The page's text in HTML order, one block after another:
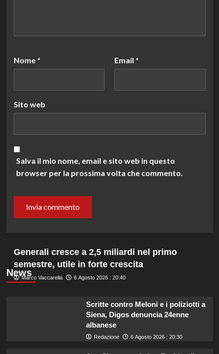
Nome * Email *
Sito web
Salva il mio nome, email e sito web in questo
browser per la prossima volta che commento.
News
Generali cresce a 2,5 miliardi nel primo
semestre, utile in forte crescita
Marco Vaccarella 6 Agosto 2026 : 20:40
Scritte contro Meloni e i poliziotti a
Siena, Digos denuncia 24enne
albanese
Redazione 6 Agosto 2026 : 20:30